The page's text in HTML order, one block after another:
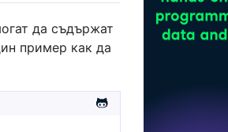
да съдържат
пример как да